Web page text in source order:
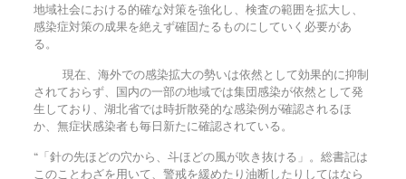
地域社会における的確な対策を強化し、検査の範囲を拡大し、
感染症対策の成果を絶えず確固たるものにしていく必要があ
る。
現在、海外での感染拡大の勢いは依然として効果的に抑制
されておらず、国内の一部の地域では集団感染が依然として発
生しており、湖北省では時折散発的な感染例が確認されるほ
か、無症状感染者も毎日新たに確認されている。
“「針の先ほどの穴から、斗ほどの風が吹き抜ける」。総書記は
このことわざを用いて、警戒を緩めたり油断したりしてはなら